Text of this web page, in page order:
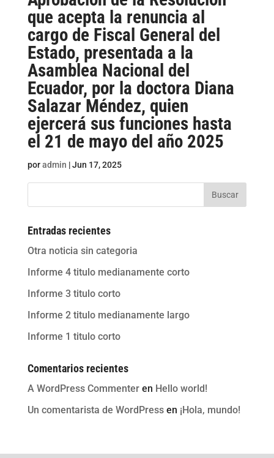
que acepta la renuncia al
cargo de Fiscal General del
Estado, presentada a la
Asamblea Nacional del
Ecuador, por la doctora Diana
Salazar Méndez, quien
ejercerá sus funciones hasta
el 21 de mayo del año 2025
poradmin |Jun 17, 2025
Buscar
Entradas recientes
Otra noticia sin categoria
Informe 4 titulo medianamente corto
Informe 3 titulo corto
Informe 2 titulo medianamente largo
Informe 1 titulo corto
Comentarios recientes
A WordPress Commenteren Hello world!
Un comentarista de WordPressen ¡Hola, mundo!